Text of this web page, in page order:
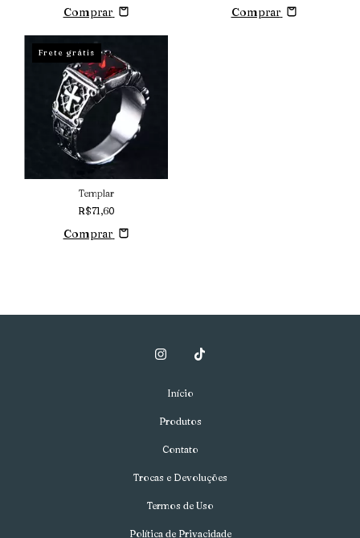
Comprar Comprar
Frete grátis
Templar
R$71,60
Comprar
Início
Produtos
Contato
Trocas e Devoluções
Termos de Uso
Política de Privacidade